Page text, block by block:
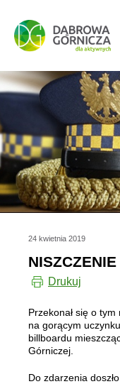
PRZEJDŹ DO
PRZEJDŹ DO
PRZEJDŹ DO
24 kwietnia 2019
Drukuj
Przekonał się o tym
na gorącym
billboardu
Górniczej.
Do zdarzenia